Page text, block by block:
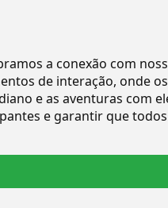
a conexão com
de interação, onde os
e as aventuras com
e garantir que